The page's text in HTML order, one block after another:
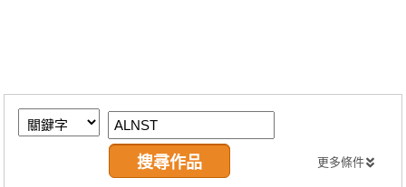
繪圖藝廊
交流中心
攤位轉讓區 更多條件